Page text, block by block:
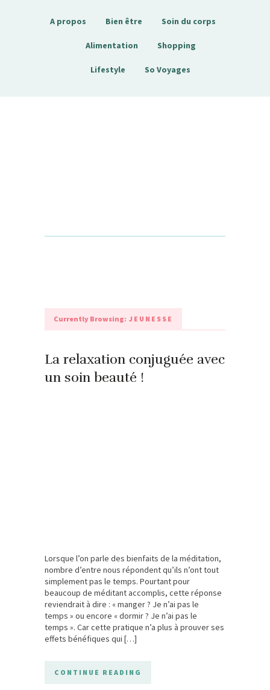
A propos Bien être Soin du corps
Alimentation Shopping
Lifestyle So Voyages
Currently Browsing: JEUNESSE
La relaxation conjuguée avec
un soin beauté !
Lorsque l’on parle des bienfaits de la méditation,
nombre d’entre nous répondent qu’ils n’ont tout
simplement pas le temps. Pourtant pour
beaucoup de méditant accomplis, cette réponse
reviendrait à dire : « manger ? Je n’ai pas le
temps » ou encore « dormir ? Je n’ai pas le
temps ». Car cette pratique n’a plus à prouver ses
effets bénéfiques qui […]
CONTINUE READING